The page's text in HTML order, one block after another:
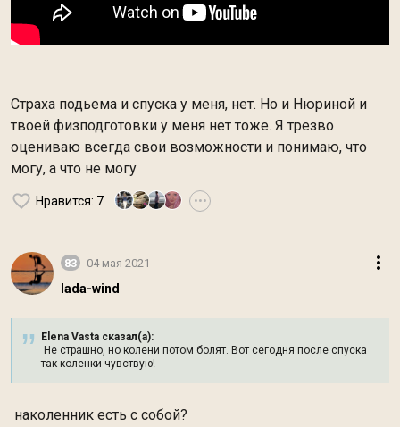
Страха подьема и спуска у меня, нет. Но и Нюриной и
твоей физподготовки у меня нет тоже. Я трезво
оцениваю всегда свои возможности и понимаю, что
могу, а что не могу
Нравится: 7 •••
83 04 мая 2021
lada-wind
Elena Vasta сказал(а):
Не страшно, но колени потом болят. Вот сегодня после спуска
так коленки чувствую!
наколенник есть с собой?